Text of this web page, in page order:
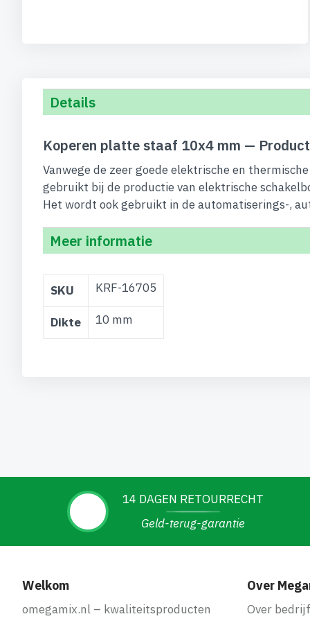
Details
Koperen platte staaf 10x4 mm —
Vanwege de zeer goede elektrische en
gebruikt bij de productie van elektrische
Het wordt ook gebruikt in de automatiserings-,
Meer informatie
informatie
SKU KRF-16705
Dikte 10 mm
14 DAGEN RETOURRECHT
Geld-terug-garantie
Welkom
omegamix.nl – kwaliteitsproducten
Over
Over bedrijf